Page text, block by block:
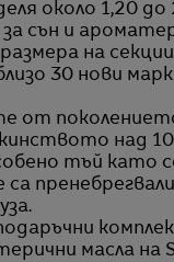
около 1,20
сън и
на
30 нови
от
над
тъй като
масла на